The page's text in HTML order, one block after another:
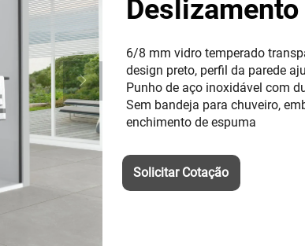
Deslizamento
6/8 mm vidro temperado
design preto, perfil da parede
Punho de aço inoxidável com
Sem bandeja para chuveiro,
enchimento de espuma
Solicitar Cotação